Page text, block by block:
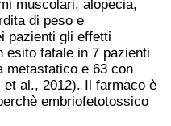
muscolari, alopecia,
di peso e
pazienti gli effetti
esito fatale in 7 pazienti
metastatico e 63 con
al., 2012). Il farmaco è
embriofetotossico